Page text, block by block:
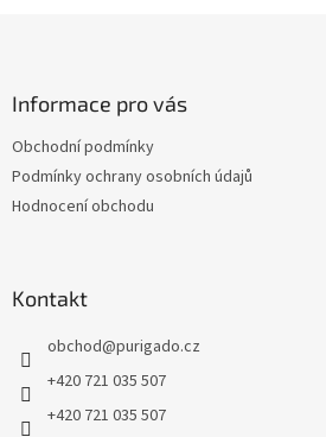
Informace pro vás
Obchodní podmínky
Podmínky ochrany osobních údajů
Hodnocení obchodu
Kontakt
obchod@purigado.cz
+420 721 035 507
+420 721 035 507